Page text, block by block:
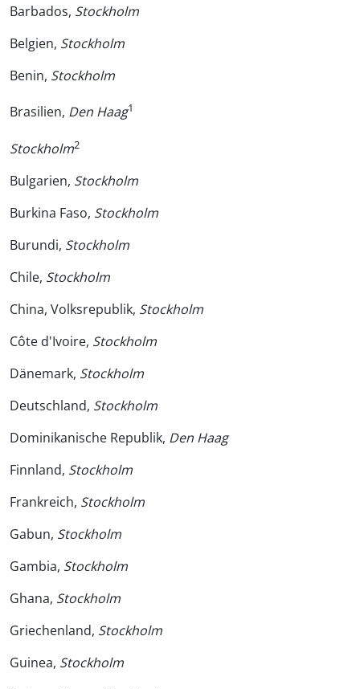
Barbados, Stockholm
Belgien, Stockholm
Benin, Stockholm
Brasilien, Den Haag1
Stockholm2
Bulgarien, Stockholm
Burkina Faso, Stockholm
Burundi, Stockholm
Chile, Stockholm
China, Volksrepublik, Stockholm
Côte d'Ivoire, Stockholm
Dänemark, Stockholm
Deutschland, Stockholm
Dominikanische Republik, Den Haag
Finnland, Stockholm
Frankreich, Stockholm
Gabun, Stockholm
Gambia, Stockholm
Ghana, Stockholm
Griechenland, Stockholm
Guinea, Stockholm